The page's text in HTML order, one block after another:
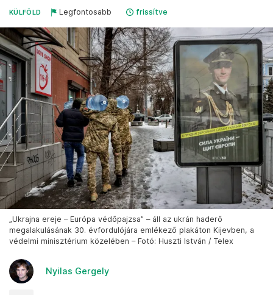
KÜLFÖLD Legfontosabb frissítve
„Ukrajna ereje – Európa védőpajzsa” – áll az ukrán haderő
megalakulásának 30. évfordulójára emlékező plakáton Kijevben, a
védelmi minisztérium közelében – Fotó: Huszti István / Telex
Nyilas Gergely